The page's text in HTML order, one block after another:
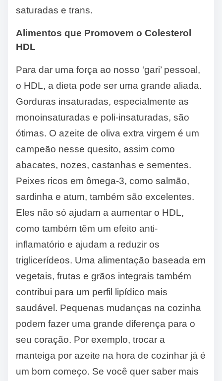
saturadas e trans.
Alimentos que Promovem o Colesterol
HDL
Para dar uma força ao nosso ‘gari’ pessoal,
o HDL, a dieta pode ser uma grande aliada.
Gorduras insaturadas, especialmente as
monoinsaturadas e poli-insaturadas, são
ótimas. O azeite de oliva extra virgem é um
campeão nesse quesito, assim como
abacates, nozes, castanhas e sementes.
Peixes ricos em ômega-3, como salmão,
sardinha e atum, também são excelentes.
Eles não só ajudam a aumentar o HDL,
como também têm um efeito anti-
inflamatório e ajudam a reduzir os
triglicerídeos. Uma alimentação baseada em
vegetais, frutas e grãos integrais também
contribui para um perfil lipídico mais
saudável. Pequenas mudanças na cozinha
podem fazer uma grande diferença para o
seu coração. Por exemplo, trocar a
manteiga por azeite na hora de cozinhar já é
um bom começo. Se você quer saber mais